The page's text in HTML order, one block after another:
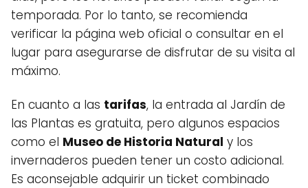
temporada. Por lo tanto, se recomienda
verificar la página web oficial o consultar en el
lugar para asegurarse de disfrutar de su visita al
máximo.
En cuanto a las tarifas, la entrada al Jardín de
las Plantas es gratuita, pero algunos espacios
como el Museo de Historia Natural y los
invernaderos pueden tener un costo adicional.
Es aconsejable adquirir un ticket combinado